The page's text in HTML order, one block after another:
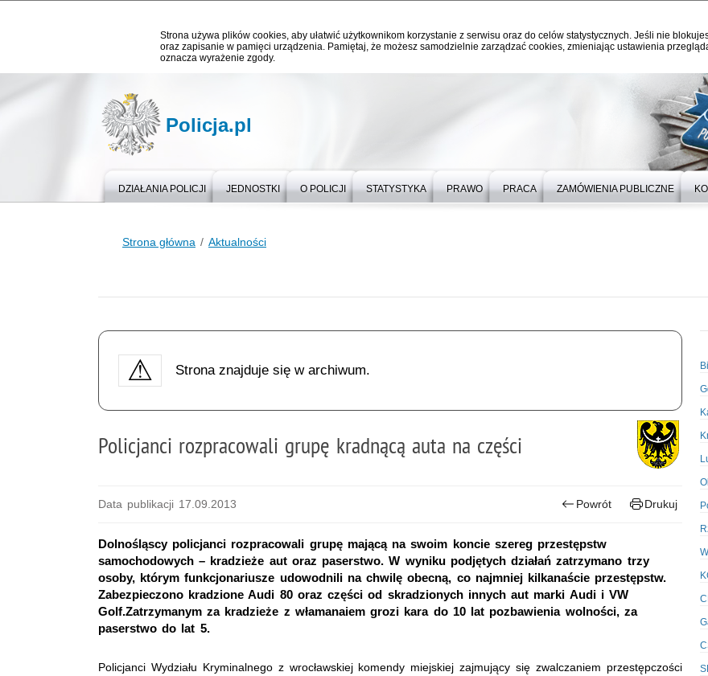
Strona używa plików cookies, aby ułatwić użytkownikom korzystanie z serwisu oraz do celów statystycznych. Jeśli nie
oraz zapisanie w pamięci urządzenia. Pamiętaj, że możesz samodzielnie zarządzać cookies, zmieniając ustawienia
oznacza wyrażenie zgody.
Policja.pl
DZIAŁANIA POLICJI JEDNOSTKI O POLICJI STATYSTYKA PRAWO PRACA ZAMÓWIENIA PUBLICZNE
Strona główna Aktualności
Strona znajduje się w archiwum.
Policjanci rozpracowali grupę kradnącą auta na części
Data publikacji 17.09.2013 Powrót Drukuj
Dolnośląscy policjanci rozpracowali grupę mającą na swoim koncie szereg przestępstw
samochodowych – kradzieże aut oraz paserstwo. W wyniku podjętych działań zatrzymano trzy
osoby, którym funkcjonariusze udowodnili na chwilę obecną, co najmniej kilkanaście przestępstw.
Zabezpieczono kradzione Audi 80 oraz części od skradzionych innych aut marki Audi i VW
Golf.Zatrzymanym za kradzieże z włamanaiem grozi kara do 10 lat pozbawienia wolności, za
paserstwo do lat 5.
Policjanci Wydziału Kryminalnego z wrocławskiej komendy miejskiej zajmujący się zwalczaniem przestępczości